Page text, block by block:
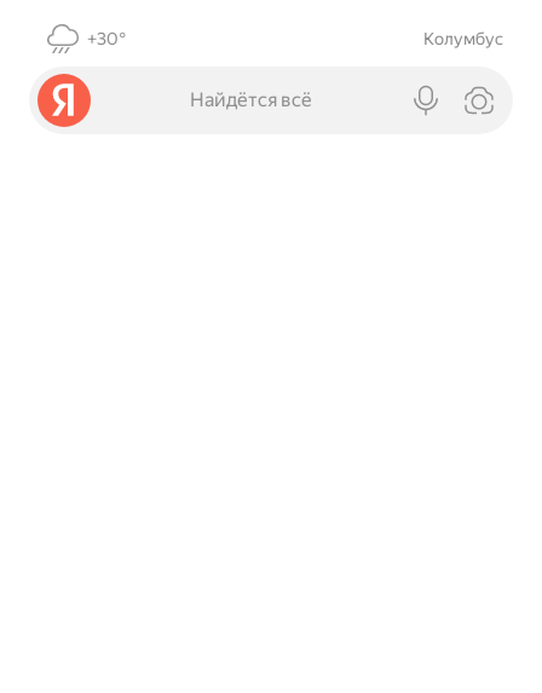
+30° Колумбус
Найдётся всё